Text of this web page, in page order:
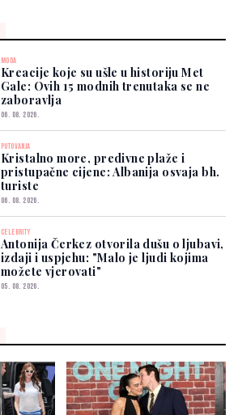
MODA
Kreacije koje su ušle u historiju Met
Gale: Ovih 15 modnih trenutaka se ne
zaboravlja
06. 08. 2026.
PUTOVANJA
Kristalno more, predivne plaže i
pristupačne cijene: Albanija osvaja bh.
turiste
06. 08. 2026.
CELEBRITY
Antonija Čerkez otvorila dušu o ljubavi,
izdaji i uspjehu: "Malo je ljudi kojima
možete vjerovati"
05. 08. 2026.